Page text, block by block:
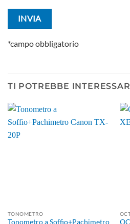
*campo obbligatorio
TI POTREBBE
TONOMETRO
Tonometro a Soffio+Pachimetro